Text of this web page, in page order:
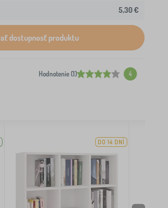
5,30 €
dostupnosť produktu
Hodnotenie (1) 4
DO 14 DNÍ